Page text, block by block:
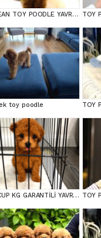
KOREAN TOY POODLE YAVRULARIM TOY
toy poodle TOY
TEACUP KG GARANTİLİ YAVRULAR TOY